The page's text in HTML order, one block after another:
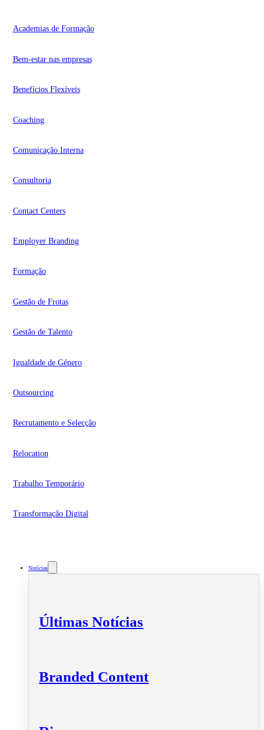
Academias de Formação
Bem-estar nas empresas
Benefícios Flexíveis
Coaching
Comunicação Interna
Consultoria
Contact Centers
Employer Branding
Formação
Gestão de Frotas
Gestão de Talento
Igualdade de Género
Outsourcing
Recrutamento e Selecção
Relocation
Trabalho Temporário
Transformação Digital
Notícias
Últimas Notícias
Branded Content